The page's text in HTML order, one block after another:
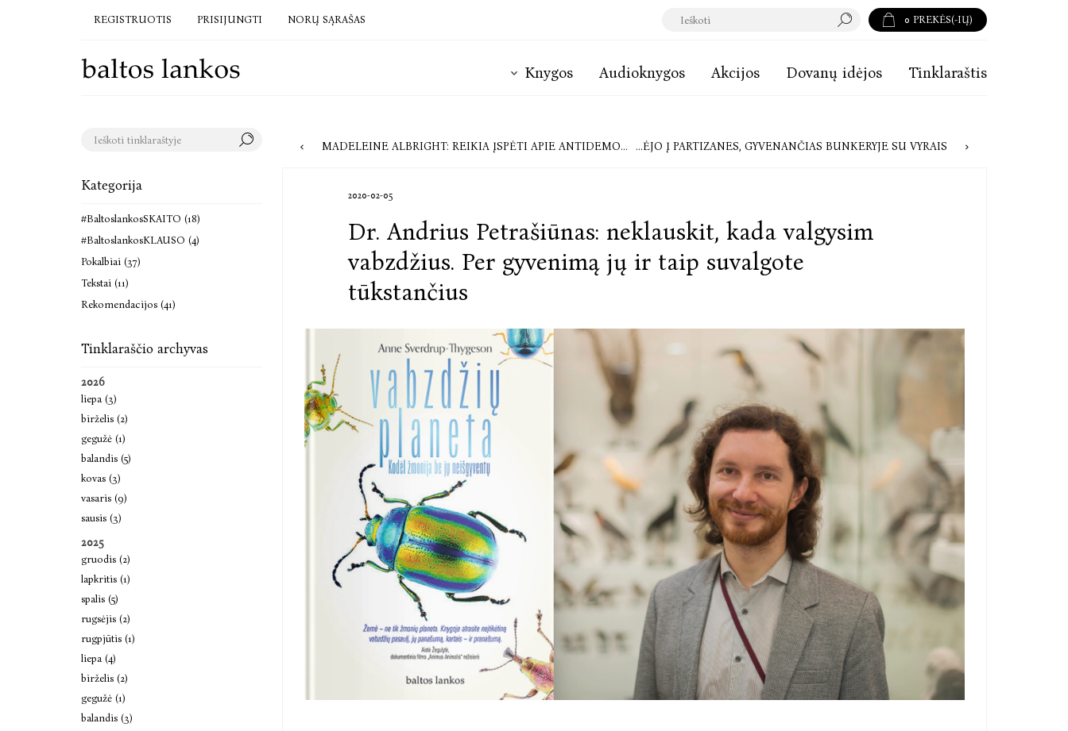
REGISTRUOTIS PRISIJUNGTI NORŲ SĄRAŠAS 0 PREKĖS(-IŲ)
Knygos Audioknygos Akcijos Dovanų idėjos Tinklaraštis
MADELEINE ALBRIGHT: REIKIA ĮSPĖTI APIE ANTIDEMOKRATIŠKŲ TENDENCIJŲ STIPRĖJIMĄ ŠIUOLAIKINIAME PASAULYJE KNYGOS „PARTIZANĖ“ AUTORIUS MARIUS ĖMUŽIS: ŽMONĖS NE VISADA PALANKIAI ŽIŪRĖJO Į PARTIZANES, GYVENANČIAS BUNKERYJE SU VYRAIS
2020-02-05
Dr. Andrius Petrašiūnas: neklauskit, kada valgysim
vabzdžius. Per gyvenimą jų ir taip suvalgote
tūkstančius
Kategorija
#BaltoslankosSKAITO (18)
#BaltoslankosKLAUSO (4)
Pokalbiai (37)
Tekstai (11)
Rekomendacijos (41)
Tinklaraščio archyvas
2026
liepa (3)
birželis (2)
gegužė (1)
balandis (5)
kovas (3)
vasaris (9)
sausis (3)
2025
gruodis (2)
lapkritis (1)
spalis (5)
rugsėjis (2)
rugpjūtis (1)
liepa (4)
birželis (2)
gegužė (1)
balandis (3)